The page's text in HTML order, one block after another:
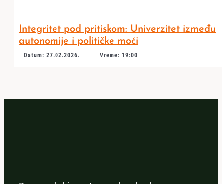
Integritet pod pritiskom: Univerzitet između
autonomije i političke moći
Datum: 27.02.2026. Vreme: 19:00